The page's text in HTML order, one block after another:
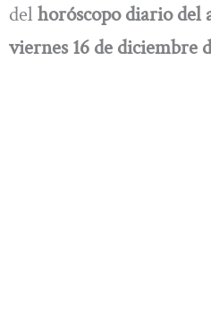
del horóscopo diario del
viernes 16 de diciembre